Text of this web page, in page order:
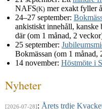
NAFS(K) mer exakt fyller
24–27 september:
ankistiskt innehåll,
där (om 1 månad, 2
25 september:
Bokmässan (om 1 månad,
14 november: Höstmöte i
Nyheter
[2026-07-28] : Årets trdje